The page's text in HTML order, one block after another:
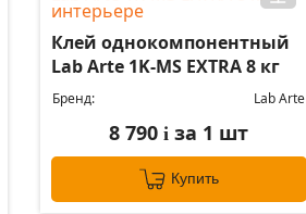
Клей однокомпонентный
Lab Arte 1K-MS EXTRA 8 кг
Бренд: Lab Arte
8 790i за 1 шт
Купить